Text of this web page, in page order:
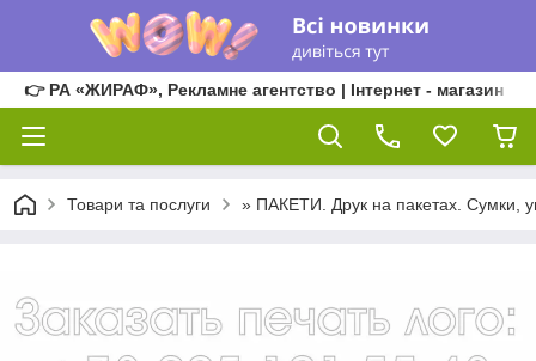
👉 РА «ЖИРАФ», Рекламне агентство | Інтернет - магазин
Товари та послуги » ПАКЕТИ. Друк на пакетах. Сумки,